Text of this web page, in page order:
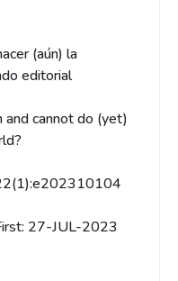
(aún) la
editorial
cannot do (yet)
27-JUL-2023